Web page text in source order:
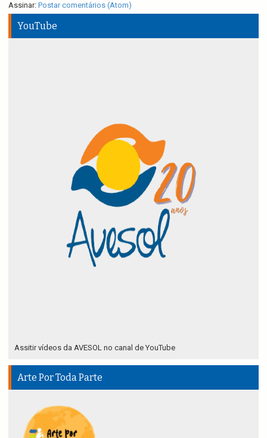
Assinar: Postar comentários (Atom)
YouTube
Assitir vídeos da AVESOL no canal de YouTube
Arte Por Toda Parte